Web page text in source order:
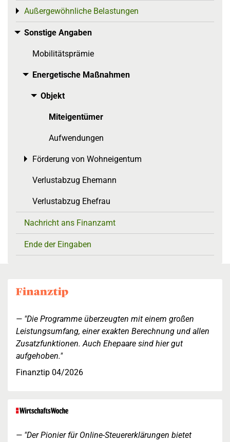
Außergewöhnliche Belastungen
Toggle menu
Sonstige Angaben
Toggle menu
Mobilitätsprämie
Energetische Maßnahmen
Toggle menu
Objekt
Toggle menu
Miteigentümer
Aufwendungen
Förderung von Wohneigentum
Toggle menu
Verlustabzug Ehemann
Verlustabzug Ehefrau
Nachricht ans Finanzamt
Ende der Eingaben
"Die Programme überzeugten mit einem großen
Leistungsumfang, einer exakten Berechnung und allen
Zusatzfunktionen. Auch Ehepaare sind hier gut
aufgehoben."
Finanztip 04/2026
"Der Pionier für Online-Steuererklärungen bietet